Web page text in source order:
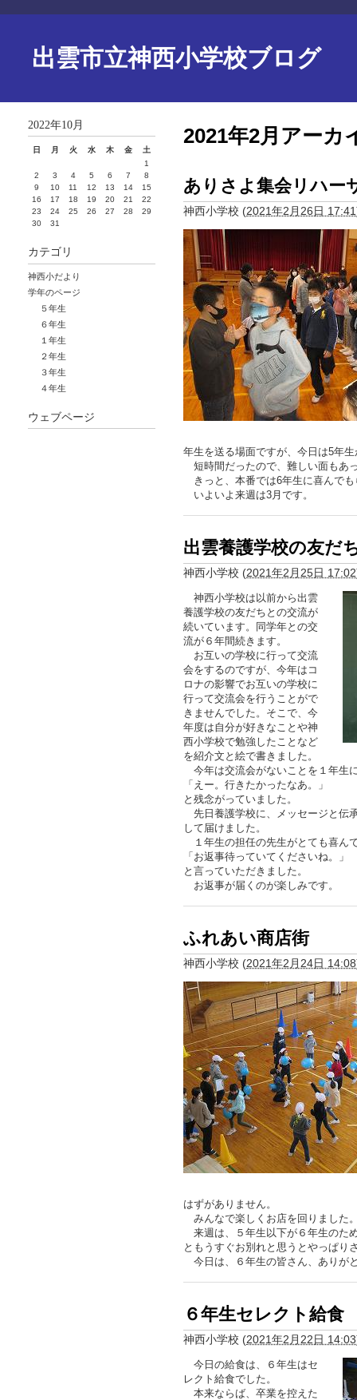
出雲市立神西小学校ブログ
2021年2月アーカ
ありさよ集会リハー
神西小学校 (2021年2月26日 17:41
年生を送る場面ですが、今日は5年
短時間だったので、難しい面もあ
きっと、本番では6年生に喜んでも
いよいよ来週は3月です。
出雲養護学校の友だ
神西小学校 (2021年2月25日 17:02
神西小学校は以前から出雲
養護学校の友だちとの交流が
続いています。同学年との交
流が６年間続きます。
お互いの学校に行って交流
会をするのですが、今年はコ
ロナの影響でお互いの学校に
行って交流会を行うことがで
きませんでした。そこで、今
年度は自分が好きなことや神
西小学校で勉強したことなど
を紹介文と絵で書きました。
今年は交流会がないことを１年生
「えー。行きたかったなあ。」
と残念がっていました。
先日養護学校に、メッセージと伝
して届けました。
１年生の担任の先生がとても喜ん
「お返事待っていてくださいね。」
と言っていただきました。
お返事が届くのが楽しみです。
ふれあい商店街
神西小学校 (2021年2月24日 14:08
はずがありません。
みんなで楽しくお店を回りました
来週は、５年生以下が６年生のた
ともうすぐお別れと思うとやっぱり
今日は、６年生の皆さん、ありが
６年生セレクト給食
神西小学校 (2021年2月22日 14:03
今日の給食は、６年生はセ
レクト給食でした。
本来ならば、卒業を控えた
2022年10月
日 月 火 水 木 金
土
1
2
3 4 5 6 7
8
9
10 11 12 13 14
15
16
17 18 19 20 21
22
23
24 25 26 27 28
29
30
31
カテゴリ
神西小だより
学年のページ
５年生
６年生
１年生
２年生
３年生
４年生
ウェブページ